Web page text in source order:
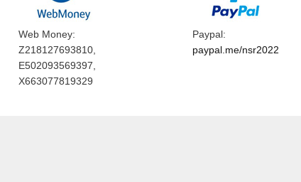
Web Money:
Z218127693810,
E502093569397,
X663077819329
Paypal:
paypal.me/nsr2022